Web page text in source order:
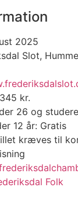
2025
Slot,
kr.
26 og
12 år: Gratis
kræves til
Folk